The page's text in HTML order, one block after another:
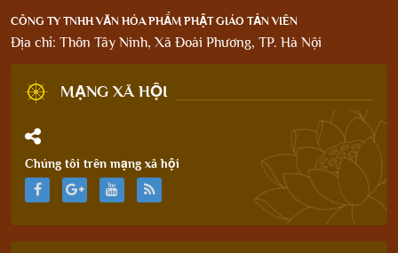
CÔNG TY TNHH VĂN HÓA PHẨM PHẬT GIÁO TẢN VIÊN
Địa chỉ: Thôn Tây Ninh, Xã Đoài Phương, TP. Hà Nội
MẠNG XÃ HỘI
Chúng tôi trên mạng xã hội